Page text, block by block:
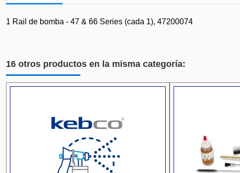
1 Rail de bomba - 47 & 66 Series (cada 1), 47200074
16 otros productos en la misma categoría: